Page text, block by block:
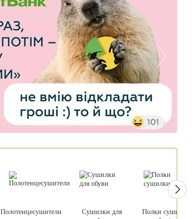
Полотенцесушители
Сушилки для
Полки сушилки